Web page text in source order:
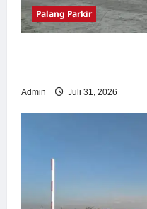
Palang Parkir
Admin Juli 31, 2026